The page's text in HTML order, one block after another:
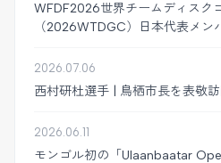
WFDF2026世界チームディスク
（2026WTDGC）日本代表メン
2026.07.06
西村研杜選手 | 鳥栖市長を表敬訪
2026.06.11
モンゴル初の「Ulaanbaatar